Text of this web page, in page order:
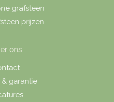
grafsteen
prijzen
ons
& garantie